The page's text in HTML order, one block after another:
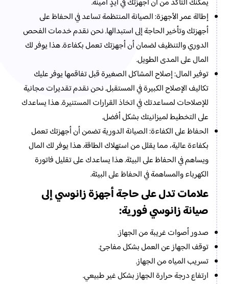
يمكنك التأكد من أن أجهزتك في أيدٍ أمينة.
إطالة عمر الأجهزة: الصيانة المنتظمة تساعد في الحفاظ على
أجهزتك وتأخير الحاجة إلى استبدالها. نحن نقدم خدمات الفحص
الدوري والتنظيف لضمان أن أجهزتك تعمل بكفاءة. هذا يوفر لك
المال على المدى الطويل.
توفير المال: إصلاح المشاكل الصغيرة قبل تفاقمها يوفر عليك
تكاليف الإصلاح الكبيرة في المستقبل. نحن نقدم تقديرات مجانية
للإصلاحات لمساعدتك في اتخاذ القرارات المستنيرة. هذا يساعدك
على التخطيط لميزانيتك بشكل أفضل.
الحفاظ على الكفاءة: الصيانة الدورية تضمن أن أجهزتك تعمل
بكفاءة عالية، مما يقلل من استهلاك الطاقة. هذا يوفر لك المال
ويساهم في الحفاظ على البيئة. هذا يساعدك على تقليل فاتورة
الكهرباء والمساهمة في الحفاظ على البيئة.
علامات تدل على حاجة أجهزة زانوسي إلى
صيانة زانوسيفورية:
صدور أصوات غريبة من الجهاز.
توقف الجهاز عن العمل بشكل مفاجئ.
تسريب المياه من الجهاز.
ارتفاع درجة حرارة الجهاز بشكل غير طبيعي.